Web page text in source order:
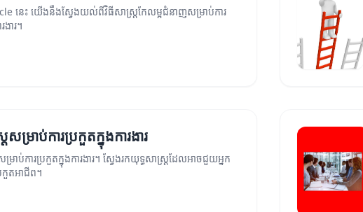
នេះ យើងនឹងស្វែងយល់ពីវិធីសាស្ត្រកែលម្អជំនាញសម្រាប់ការ
ងារ។
សម្រាប់ការប្រកួតក្នុងការងារ
រាប់ការប្រកួតក្នុងការងារ។ ស្វែងរកយុទ្ធសាស្ត្រដែលអាចជួយអ្នក
កួតអាជីព។